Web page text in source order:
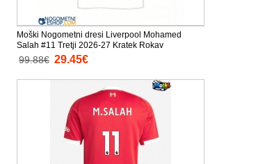
Moški Nogometni dresi Liverpool Mohamed
Salah #11 Tretji 2026-27 Kratek Rokav
99.88€ 29.45€